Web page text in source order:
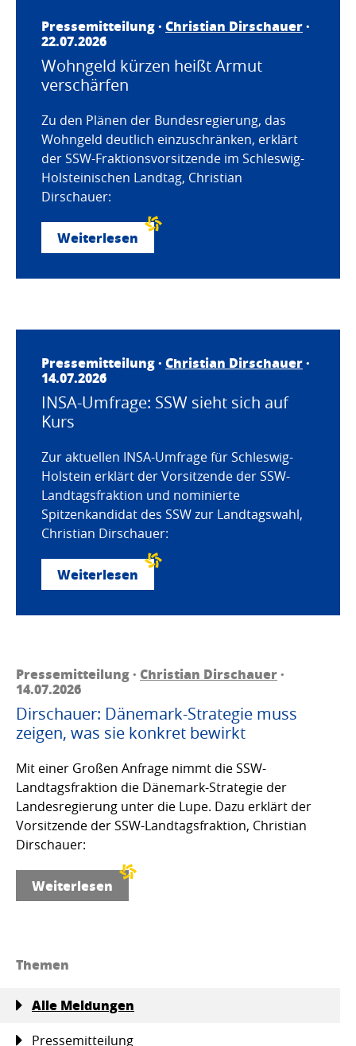
Pressemitteilung · Christian Dirschauer·
22.07.2026
Wohngeld kürzen heißt Armut
verschärfen
Zu den Plänen der Bundesregierung, das
Wohngeld deutlich einzuschränken, erklärt
der SSW-Fraktionsvorsitzende im Schleswig-
Holsteinischen Landtag, Christian
Dirschauer:
Weiterlesen
Pressemitteilung · Christian Dirschauer·
14.07.2026
INSA-Umfrage: SSW sieht sich auf
Kurs
Zur aktuellen INSA-Umfrage für Schleswig-
Holstein erklärt der Vorsitzende der SSW-
Landtagsfraktion und nominierte
Spitzenkandidat des SSW zur Landtagswahl,
Christian Dirschauer:
Weiterlesen
Pressemitteilung · Christian Dirschauer·
14.07.2026
Dirschauer: Dänemark-Strategie muss
zeigen, was sie konkret bewirkt
Mit einer Großen Anfrage nimmt die SSW-
Landtagsfraktion die Dänemark-Strategie der
Landesregierung unter die Lupe. Dazu erklärt der
Vorsitzende der SSW-Landtagsfraktion, Christian
Dirschauer:
Weiterlesen
Themen
Alle Meldungen
Pressemitteilung